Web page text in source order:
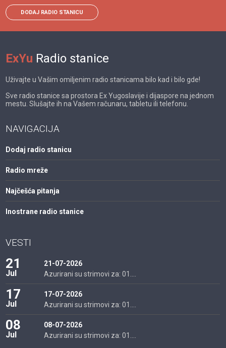
DODAJ RADIO STANICU
ExYu Radio stanice
Uživajte u Vašim omiljenim radio stanicama bilo kad i bilo gde!
Sve radio stanice sa prostora Ex Yugoslavije i dijaspore na jednom
mestu. Slušajte ih na Vašem računaru, tabletu ili telefonu.
NAVIGACIJA
Dodaj radio stanicu
Radio mreže
Najčešća pitanja
Inostrane radio stanice
VESTI
21
Jul
21-07-2026
Azurirani su strimovi za: 01....
17
Jul
17-07-2026
Azurirani su strimovi za: 01....
08
Jul
08-07-2026
Azurirani su strimovi za: 01....